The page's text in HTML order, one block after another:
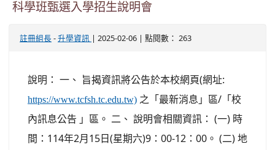
科學班甄選入學招生說明會
註冊組長 - 升學資訊 | 2025-02-06 | 點閱數： 263
說明： 一、 旨揭資訊將公告於本校網頁(網址:
https://www.tcfsh.tc.edu.tw) 之「最新消息」區/「校
內訊息公告 」區。 二、 說明會相關資訊： (一) 時
間：114年2月15日(星期六)9：00-12：00。 (二) 地